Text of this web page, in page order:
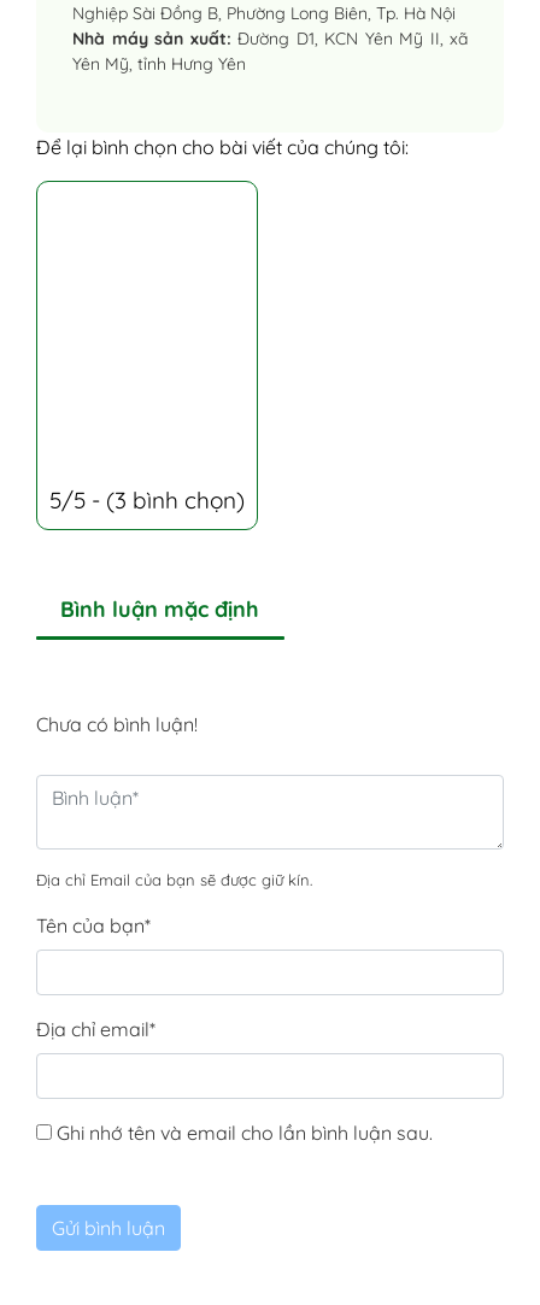
Nghiệp Sài Đồng B, Phường Long Biên, Tp. Hà Nội
Nhà máy sản xuất: Đường D1, KCN Yên Mỹ II, xã
Yên Mỹ, tỉnh Hưng Yên
Để lại bình chọn cho bài viết của chúng tôi:
5/5 - (3 bình chọn)
Bình luận mặc định
Chưa có bình luận!
Địa chỉ Email của bạn sẽ được giữ kín.
Tên của bạn*
Địa chỉ email*
Ghi nhớ tên và email cho lần bình luận sau.